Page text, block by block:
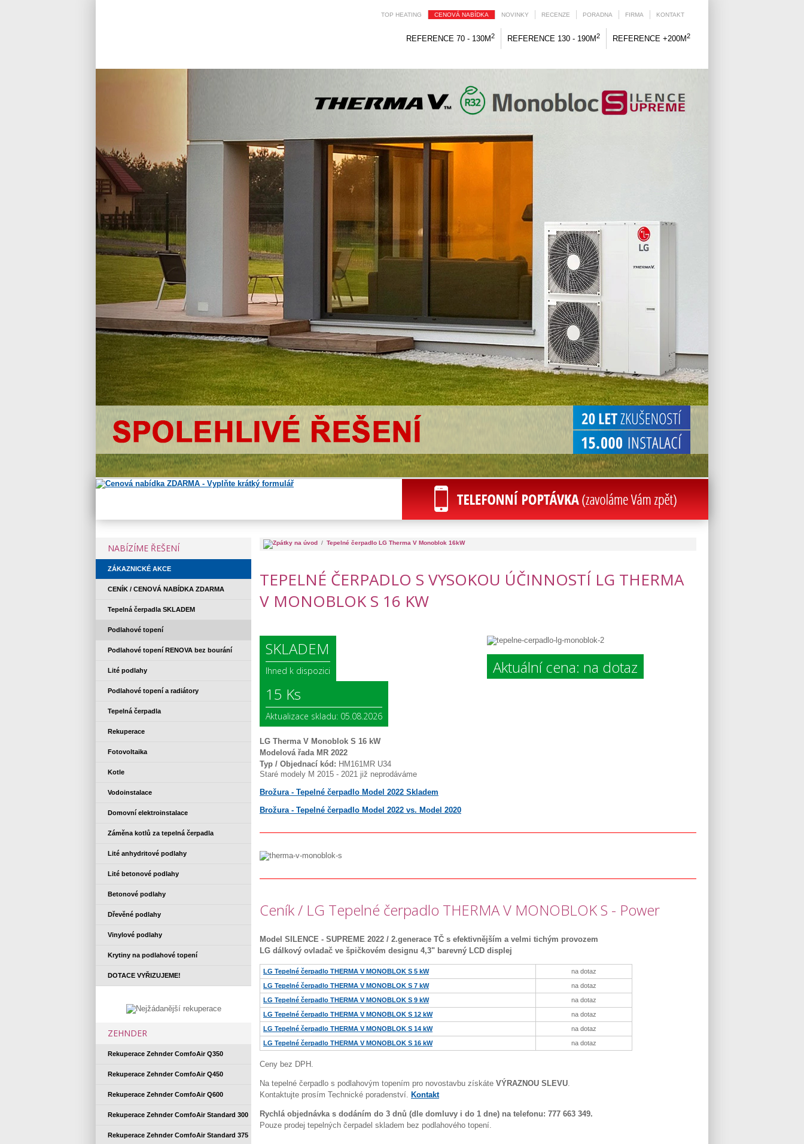
REFERENCE 70 - 130M2 REFERENCE 130 - 190M2 REFERENCE +200M2
TOP HEATING CENOVÁ NABÍDKA NOVINKY RECENZE PORADNA FIRMA KONTAKT
NABÍZÍME ŘEŠENÍ
ZÁKAZNICKÉ AKCE
CENÍK / CENOVÁ NABÍDKA ZDARMA
Tepelná čerpadla SKLADEM
Podlahové topení
Podlahové topení RENOVA bez bourání
Lité podlahy
Podlahové topení a radiátory
Tepelná čerpadla
Rekuperace
Fotovoltaika
Kotle
Vodoinstalace
Domovní elektroinstalace
Záměna kotlů za tepelná čerpadla
Lité anhydritové podlahy
Lité betonové podlahy
Betonové podlahy
Dřevěné podlahy
Vinylové podlahy
Krytiny na podlahové topení
DOTACE VYŘIZUJEME!
ZEHNDER
Rekuperace Zehnder ComfoAir Q350
Rekuperace Zehnder ComfoAir Q450
Rekuperace Zehnder ComfoAir Q600
Rekuperace Zehnder ComfoAir Standard 300
Rekuperace Zehnder ComfoAir Standard 375
/ Tepelné čerpadlo LG Therma V Monoblok 16kW
TEPELNÉ ČERPADLO S VYSOKOU ÚČINNOSTÍ LG THERMA
V MONOBLOK S 16 KW
SKLADEM
Ihned k dispozici
15 Ks
Aktualizace skladu: 05.08.2026
LG Therma V Monoblok S 16 kW
Modelová řada MR 2022
Typ / Objednací kód: HM161MR U34
Staré modely M 2015 - 2021 již neprodáváme
Brožura - Tepelné čerpadlo Model 2022 Skladem
Brožura - Tepelné čerpadlo Model 2022 vs. Model 2020
Aktuální cena: na dotaz
Ceník / LG Tepelné čerpadlo THERMA V MONOBLOK S - Power
Model SILENCE - SUPREME 2022 / 2.generace TČ s efektivnějším a velmi tichým provozem
LG dálkový ovladač ve špičkovém designu 4,3" barevný LCD displej
LG Tepelné čerpadlo THERMA V MONOBLOK S 5 kW
na dotaz
LG Tepelné čerpadlo THERMA V MONOBLOK S 7 kW
na dotaz
LG Tepelné čerpadlo THERMA V MONOBLOK S 9 kW
na dotaz
LG Tepelné čerpadlo THERMA V MONOBLOK S 12 kW
na dotaz
LG Tepelné čerpadlo THERMA V MONOBLOK S 14 kW
na dotaz
LG Tepelné čerpadlo THERMA V MONOBLOK S 16 kW
na dotaz
Ceny bez DPH.
Na tepelné čerpadlo s podlahovým topením pro novostavbu získáte VÝRAZNOU SLEVU.
Kontaktujte prosím Technické poradenství. Kontakt
Rychlá objednávka s dodáním do 3 dnů (dle domluvy i do 1 dne) na telefonu: 777 663 349.
Pouze prodej tepelných čerpadel skladem bez podlahového topení.